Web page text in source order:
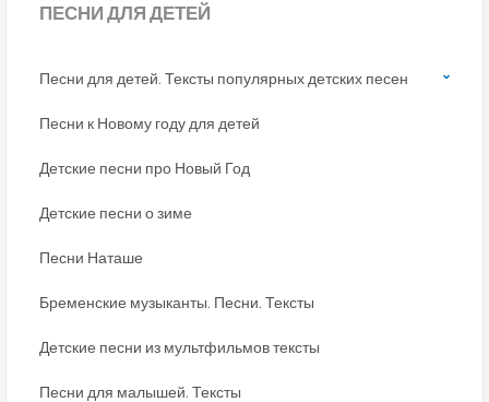
ПЕСНИДЛЯ ДЕТЕЙ
Песни для детей. Тексты популярных детских песен
Песни к Новому году для детей
Детские песни про Новый Год
Детские песни о зиме
Песни Наташе
Бременские музыканты. Песни. Тексты
Детские песни из мультфильмов тексты
Песни для малышей. Тексты